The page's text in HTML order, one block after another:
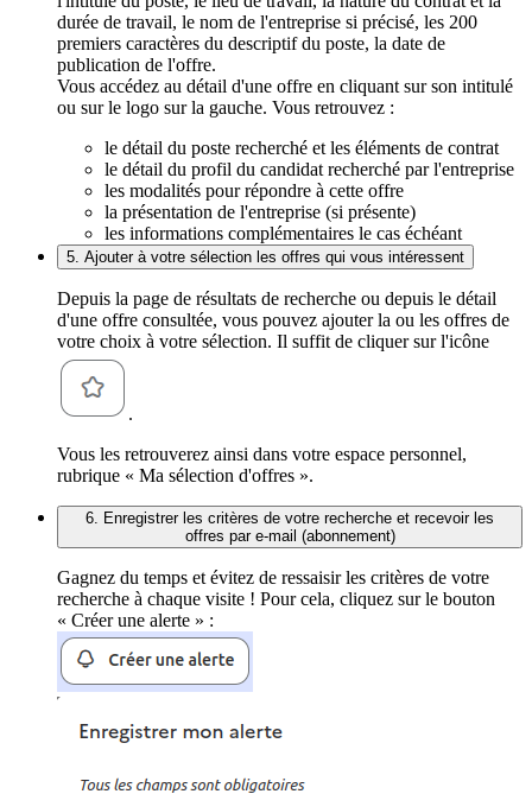
durée de travail, le nom de l'entreprise si précisé, les 200
premiers caractères du descriptif du poste, la date de
publication de l'offre.
Vous accédez au détail d'une offre en cliquant sur son intitulé
ou sur le logo sur la gauche. Vous retrouvez :
le détail du poste recherché et les éléments de contrat
le détail du profil du candidat recherché par l'entreprise
les modalités pour répondre à cette offre
la présentation de l'entreprise (si présente)
les informations complémentaires le cas échéant
5. Ajouter à votre sélection les offres qui vous intéressent
Depuis la page de résultats de recherche ou depuis le détail
d'une offre consultée, vous pouvez ajouter la ou les offres de
votre choix à votre sélection. Il suffit de cliquer sur l'icône
.
Vous les retrouverez ainsi dans votre espace personnel,
rubrique « Ma sélection d'offres ».
6. Enregistrer les critères de votre recherche et recevoir les
offres par e-mail (abonnement)
Gagnez du temps et évitez de ressaisir les critères de votre
recherche à chaque visite ! Pour cela, cliquez sur le bouton
« Créer une alerte » :